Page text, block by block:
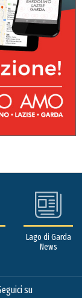
Lago di Garda
News
su